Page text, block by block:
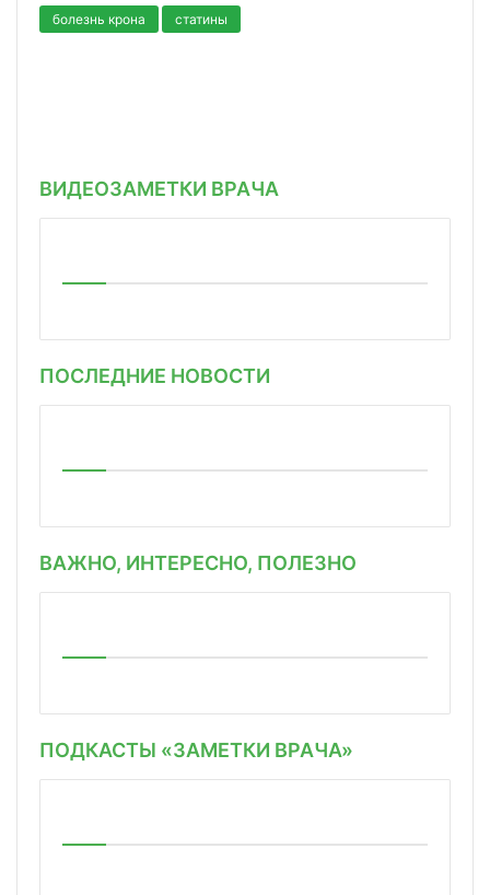
болезнь крона статины
ВИДЕОЗАМЕТКИ ВРАЧА
ПОСЛЕДНИЕ НОВОСТИ
ВАЖНО, ИНТЕРЕСНО, ПОЛЕЗНО
ПОДКАСТЫ «ЗАМЕТКИ ВРАЧА»